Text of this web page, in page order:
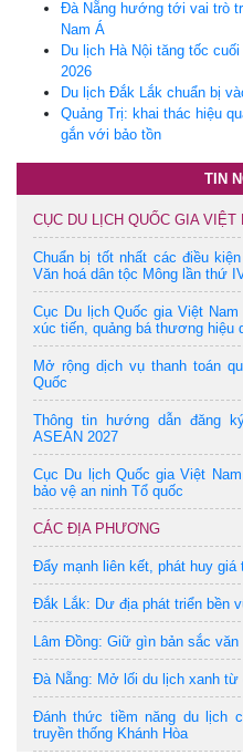
Đà Nẵng hướng tới vai trò
Nam Á
Du lịch Hà Nội tăng tốc
2026
Du lịch Đắk Lắk chuẩn bị
Quảng Trị: khai thác hiệu
gắn với bảo tồn
TIN
CỤC DU LỊCH QUỐC GIA VIỆT
Chuẩn bị tốt nhất các điều
Văn hoá dân tộc Mông lần thứ
Cục Du lịch Quốc gia Việt
xúc tiến, quảng bá thương hiệu
Mở rộng dịch vụ thanh toán
Quốc
Thông tin hướng dẫn đăng
ASEAN 2027
Cục Du lịch Quốc gia Việt
bảo vệ an ninh Tổ quốc
CÁC ĐỊA PHƯƠNG
Đẩy mạnh liên kết, phát huy giá
Đắk Lắk: Dư địa phát triển bền
Lâm Đồng: Giữ gìn bản sắc
Đà Nẵng: Mở lối du lịch xanh từ
Đánh thức tiềm năng du lịch
truyền thống Khánh Hòa